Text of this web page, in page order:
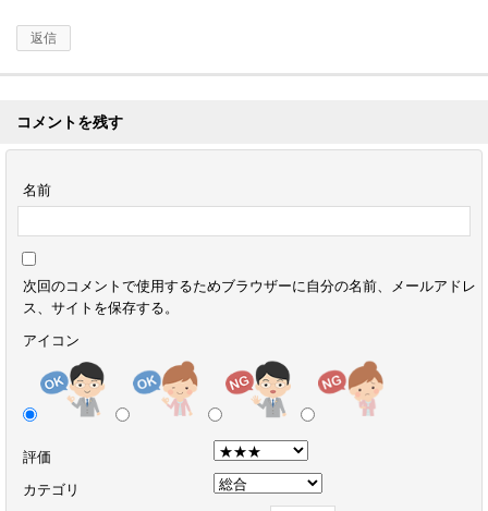
返信
コメントを残す
名前
次回のコメントで使用するためブラウザーに自分の名前、メールアドレ
ス、サイトを保存する。
アイコン
評価
カテゴリ